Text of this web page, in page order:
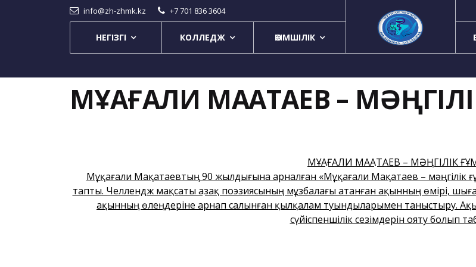
info@zh-zhmk.kz +7 701 836 3604
НЕГІЗГІ КОЛЛЕДЖ ӘКІМШІЛІК
МҰҚАҒАЛИ МАҚАТАЕВ –
МҰҚАҒАЛИ МАҚАТАЕВ – МӘҢГІЛІК
Мұқағали Мақатаевтың 90 жылдығына арналған «Мұқағали Мақатаев –
тапты. Челлендж мақсаты Қазақ поэзиясының мұзбалағы атанған ақынның өмірі,
ақынның өлеңдеріне арнап салынған қылқалам туындыларымен таныстыру.
сүйіспеншілік сезімдерін ояту болып